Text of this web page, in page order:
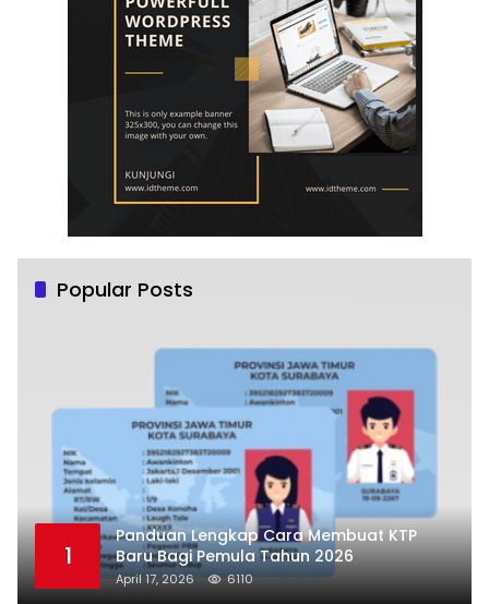
Popular Posts
1
Panduan Lengkap Cara Membuat KTP
Baru Bagi Pemula Tahun 2026
April 17, 2026 6110